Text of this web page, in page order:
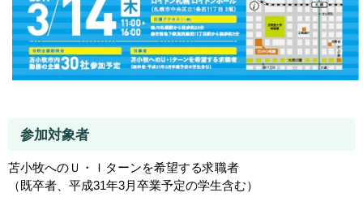
参加対象者
苫小牧へのＵ・Ｉターンを希望する求職者
（既卒者、平成31年3月卒業予定の学生含む）